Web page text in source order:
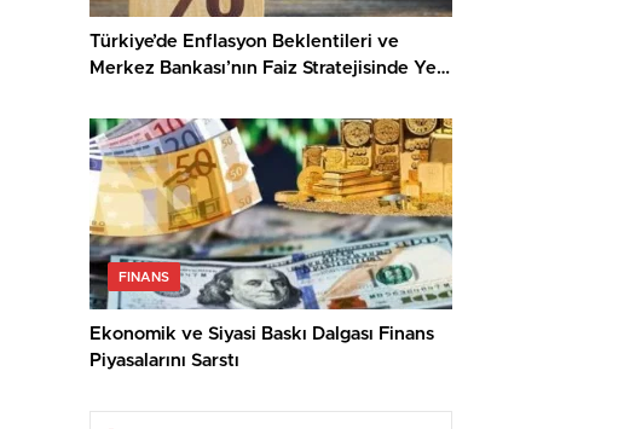
Türkiye’de Enflasyon Beklentileri ve
Merkez Bankası’nın Faiz Stratejisinde Yeni
FINANS
Ekonomik ve Siyasi Baskı Dalgası Finans
Piyasalarını Sarstı